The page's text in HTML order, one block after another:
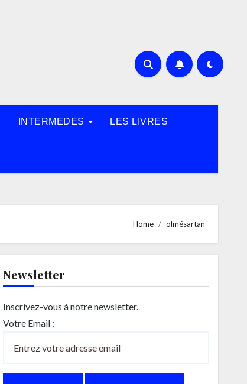
INTERMEDES LES LIVRES
Home olmésartan
Newsletter
Inscrivez-vous à notre newsletter.
Votre Email :